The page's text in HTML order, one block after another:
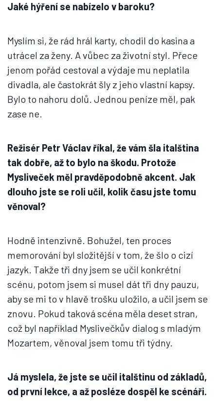
Jaké hýření se nabízelo v baroku?
Myslím si, že rád hrál karty, chodil do kasina a
utrácel za ženy. A vůbec za životní styl. Přece
jenom pořád cestoval a výdaje mu neplatila
divadla, ale častokrát šly z jeho vlastní kapsy.
Bylo to nahoru dolů. Jednou peníze měl, pak
zase ne.
Režisér Petr Václav říkal, že vám šla italština
tak dobře, až to bylo na škodu. Protože
Mysliveček měl pravděpodobně akcent. Jak
dlouho jste se roli učil, kolik času jste tomu
věnoval?
Hodně intenzivně. Bohužel, ten proces
memorování byl složitější v tom, že šlo o cizí
jazyk. Takže tři dny jsem se učil konkrétní
scénu, potom jsem si musel dát tři dny pauzu,
aby se mi to v hlavě trošku uložilo, a učil jsem se
znovu. Pokud taková scéna měla deset stran,
což byl například Myslivečkův dialog s mladým
Mozartem, věnoval jsem tomu tři týdny.
Já myslela, že jste se učil italštinu od základů,
od první lekce, a až posléze dospěl ke scénáři.